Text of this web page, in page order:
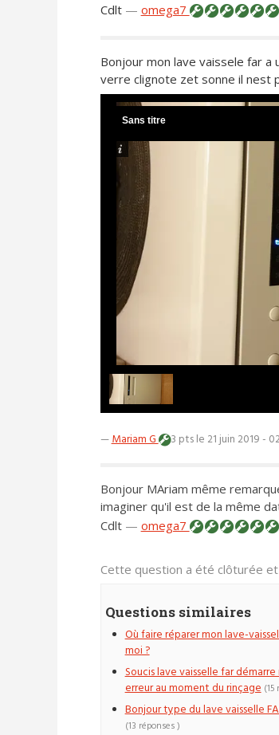
Cdlt — omega7
Bonjour mon lave vaissele far a
verre clignote zet sonne il nest
Sans titre
—Mariam G 3 ptsle 21 juin 2019 -
Bonjour MAriam même
imaginer qu'il est de la même
Cdlt — omega7
Cette question a été clôturée
Questions similaires
Où faire réparer mon lave-
moi ?
Soucis lave vaisselle far démarre
erreur au moment du rinçage (15
Bonjour type du lave vaisselle
(13 réponses )